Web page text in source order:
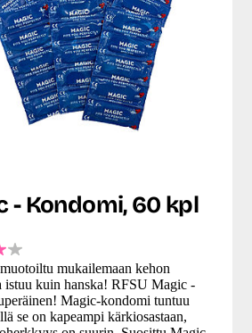
- Kondomi, 60 kpl
mukailemaan kehon
istuu kuin hanska! RFSU Magic -
Magic-kondomi tuntuu
se on kapeampi kärkiosastaan,